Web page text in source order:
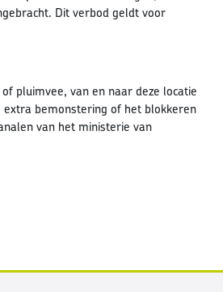
Dit verbod geldt voor
pluimvee, van en naar deze locatie
bemonstering of het blokkeren
van het ministerie van